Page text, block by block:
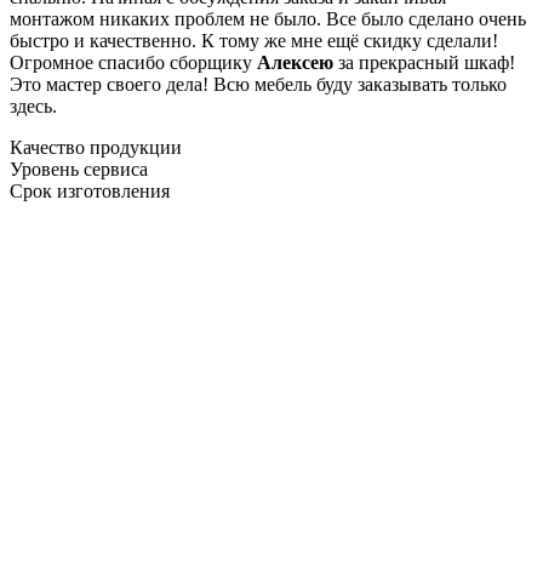
монтажом никаких проблем не было. Все было сделано очень
быстро и качественно. К тому же мне ещё скидку сделали!
Огромное спасибо сборщику Алексею за прекрасный шкаф!
Это мастер своего дела! Всю мебель буду заказывать только
здесь.
Качество продукции
Уровень сервиса
Срок изготовления